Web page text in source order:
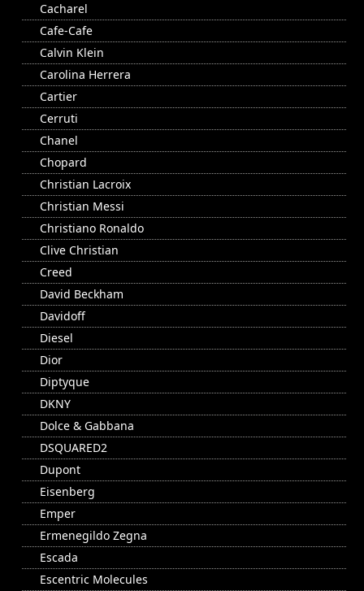
Cacharel
Cafe-Cafe
Calvin Klein
Carolina Herrera
Cartier
Cerruti
Chanel
Chopard
Christian Lacroix
Christian Messi
Christiano Ronaldo
Clive Christian
Creed
David Beckham
Davidoff
Diesel
Dior
Diptyque
DKNY
Dolce & Gabbana
DSQUARED2
Dupont
Eisenberg
Emper
Ermenegildo Zegna
Escada
Escentric Molecules